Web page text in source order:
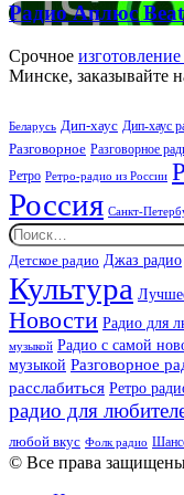
Радио
Аплюс
Beat
Радио Аплюс Beat
Срочное
Минске, заказывайте
Беларусь Дип-хаус Дип-хаус
Разговорное Разговорное
Ретро Ретро-радио из России
Россия Санкт-
Найти:
Детское радио Джаз радио
Культура
Новости Радио для
музыкой Радио с самой
музыкой Разговорное
расслабиться Ретро
радио для
любой вкус Фолк радио
© Все права